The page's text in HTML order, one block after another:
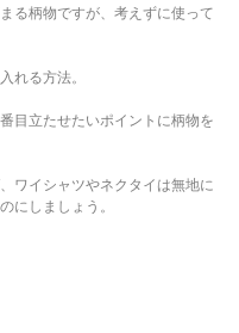
る柄物ですが、考えずに使って
れる方法。
目立たせたいポイントに柄物を
ワイシャツやネクタイは無地に
にしましょう。